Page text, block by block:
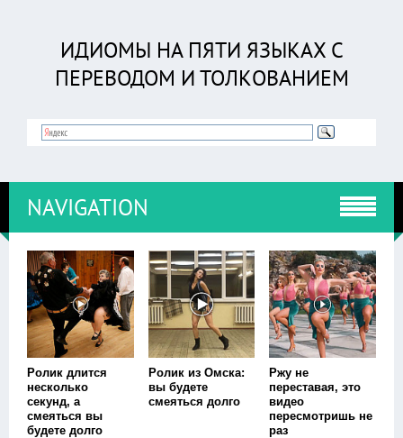
ИДИОМЫ НА ПЯТИ ЯЗЫКАХ С
ПЕРЕВОДОМ И ТОЛКОВАНИЕМ
NAVIGATION
Ролик длится
несколько
секунд, а
смеяться вы
будете долго
Ролик из Омска:
вы будете
смеяться долго
Ржу не
переставая, это
видео
пересмотришь не
раз